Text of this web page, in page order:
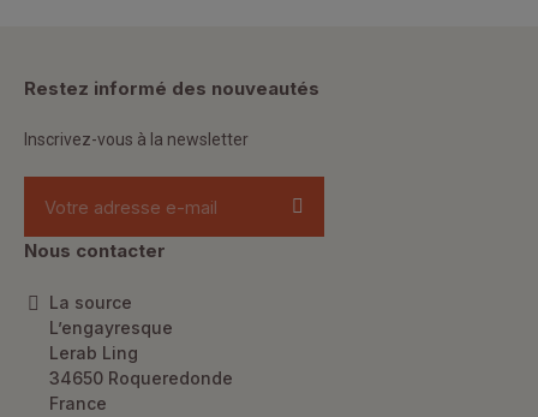
Restez informé des nouveautés
Inscrivez-vous à la newsletter
Nous contacter
La source
L’engayresque
Lerab Ling
34650 Roqueredonde
France